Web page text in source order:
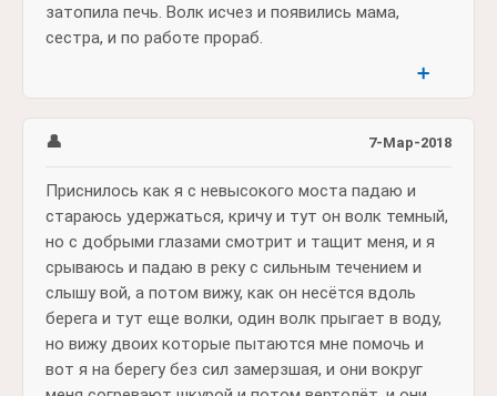
затопила печь. Волк исчез и появились мама,
сестра, и по работе прораб.
➕
7-Мар-2018
👤
Приснилось как я с невысокого моста падаю и
стараюсь удержаться, кричу и тут он волк темный,
но с добрыми глазами смотрит и тащит меня, и я
срываюсь и падаю в реку с сильным течением и
слышу вой, а потом вижу, как он несётся вдоль
берега и тут еще волки, один волк прыгает в воду,
но вижу двоих которые пытаются мне помочь и
вот я на берегу без сил замерзшая, и они вокруг